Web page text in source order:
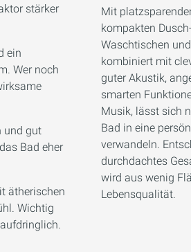
stärker
ein
Wer noch
und gut
Bad eher
ätherischen
Wichtig
Mit
kompakten
Waschtischen
kombiniert mit
guter Akustik,
smarten
Musik, lässt sich
Bad in eine
verwandeln.
durchdachtes
wird aus wenig
Lebensqualität.